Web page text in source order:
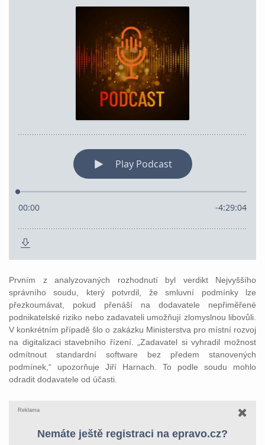
Prvním z analyzovaných rozhodnutí byl verdikt Nejvyššího
správního soudu, který potvrdil, že smluvní podmínky lze
přezkoumávat, pokud přenáší na dodavatele nepřiměřené
podnikatelské riziko nebo zadavateli umožňují zlomyslnou libovůli.
V konkrétním případě šlo o zakázku Ministerstva pro místní rozvoj
na digitalizaci stavebního řízení. „Zadavatel si vyhradil možnost
odmítnout standardní software bez předem stanovených
podmínek,“ upozorňuje Jiří Harnach. To podle soudu mohlo
odradit dodavatele od účasti.
Reklama
Nemáte ještě registraci na epravo.cz?